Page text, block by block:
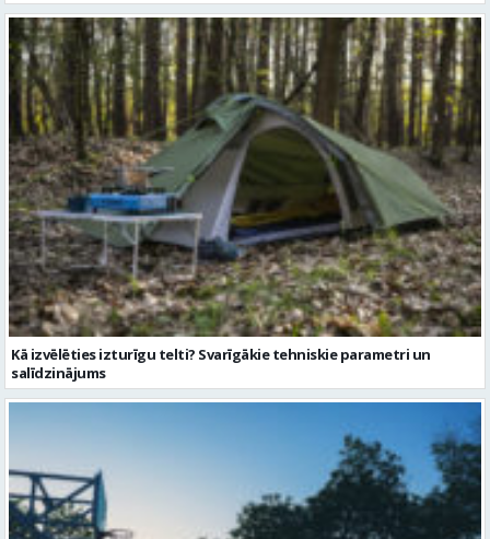
Kā izvēlēties izturīgu telti? Svarīgākie tehniskie parametri un
salīdzinājums